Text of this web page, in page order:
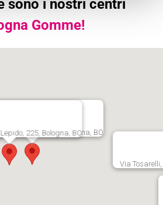
sono i nostri centri
Gomme!
Vecchia, 20, Bologna, BO
225, Bologna, BO
Via